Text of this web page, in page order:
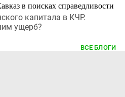
в поисках справедливости
капитала в КЧР.
ущерб?
ВСЕ БЛОГИ